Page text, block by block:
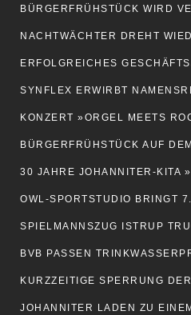
BVB PASSEN